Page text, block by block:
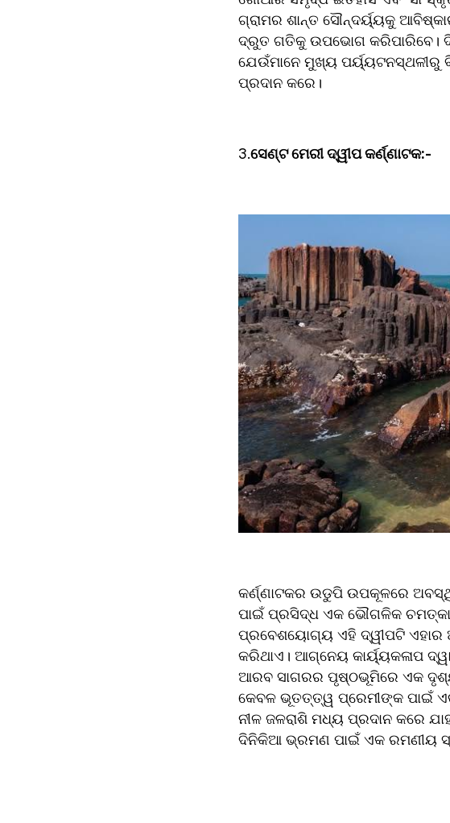
ଗ୍ରାମର ଶାନ୍ତ ସୌନ୍ଦର୍ୟ୍ୟକୁ
ଦ୍ରୁତ ଗତିକୁ ଉପଭୋଗ କରିପାରିବେ।
ଯେଉଁମାନେ ମୁଖ୍ୟ ପର୍ୟ୍ୟଟନସ୍ଥଳୀରୁ
ପ୍ରଦାନ କରେ।
3.ସେଣ୍ଟ ମେରୀ ଦ୍ୱୀପ କର୍ଣ୍ଣାଟକ:-
କର୍ଣ୍ଣାଟକର ଉଡୁପି ଉପକୂଳରେ
ପାଇଁ ପ୍ରସିଦ୍ଧ ଏକ ଭୌଗଳିକ
ପ୍ରବେଶୟୋଗ୍ୟ ଏହି ଦ୍ୱୀପଟି ଏହାର
କରିଥାଏ। ଆଗ୍ନେୟ କାର୍ୟ୍ୟକଳାପ
ଆରବ ସାଗରର ପୃଷ୍ଠଭୂମିରେ ଏକ
କେବଳ ଭୂତତ୍ତ୍ୱ ପ୍ରେମୀଙ୍କ ପାଇଁ
ନୀଳ ଜଳରାଶି ମଧ୍ୟ ପ୍ରଦାନ କରେ
ଦିନିକିଆ ଭ୍ରମଣ ପାଇଁ ଏକ ରମଣୀୟ